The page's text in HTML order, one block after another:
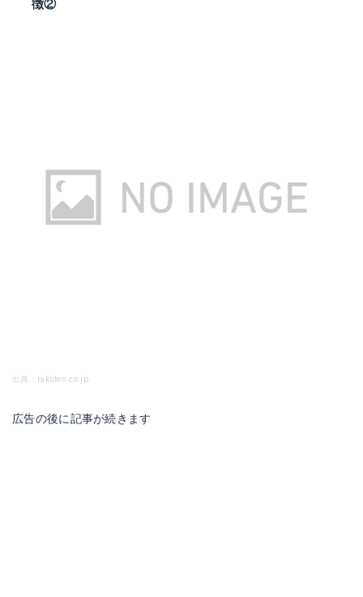
徴②
出典：rakuten.co.jp
広告の後に記事が続きます